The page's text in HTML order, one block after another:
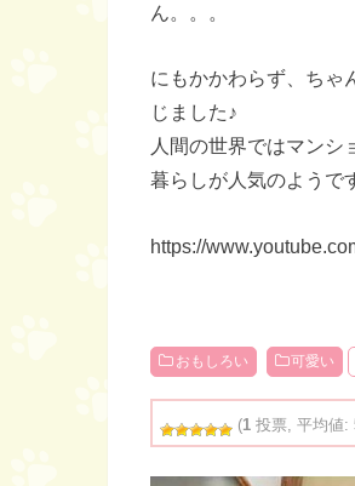
ん。。。
にもかかわらず、ちゃ
じました♪
人間の世界ではマン
暮らしが人気のようで
https://
おもしろい 可愛い
(1 投票, 平均値: